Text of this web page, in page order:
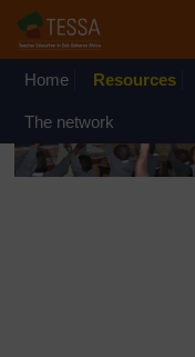
Passer au contenu principal
OpenLearn Create
August 2026 from
Home Resources
The network